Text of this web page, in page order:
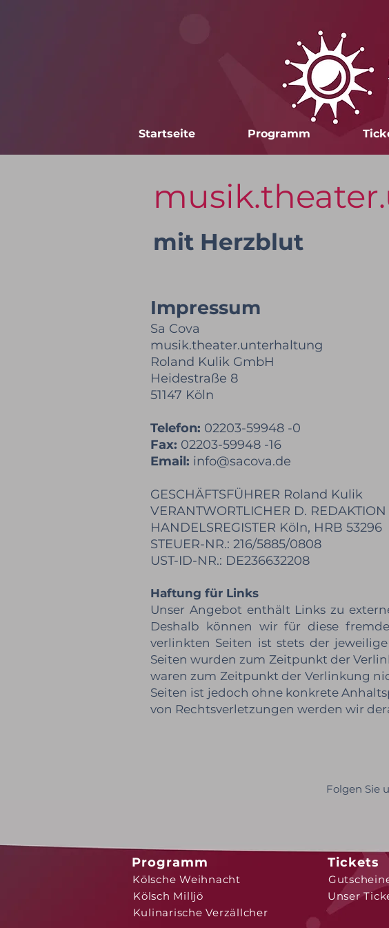
Startseite Programm
mit Herzblut
Impressum
Sa Cova
musik.theater.unterhaltung
Roland Kulik GmbH
Heidestraße 8
51147 Köln
Telefon: 02203-59948 -0
Fax: 02203-59948 -16
Email: info@sacova.de
GESCHÄFTSFÜHRER Roland Kulik
VERANTWORTLICHER D.
HANDELSREGISTER Köln, HRB 53296
STEUER-NR.: 216/5885/0808
UST-ID-NR.: DE236632208
Haftung für Links
Unser Angebot enthält Links zu
Deshalb können wir für diese
verlinkten Seiten ist stets der
Seiten wurden zum Zeitpunkt der
waren zum Zeitpunkt der Verlinkung
Seiten ist jedoch ohne konkrete
von Rechtsverletzungen werden wir
Folgen Sie
Programm
Kölsche Weihnacht
Kölsch Milljö
Kulinarische Verzällcher
Tickets
Unser